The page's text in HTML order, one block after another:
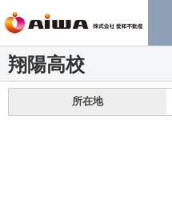
翔陽高校
所在地